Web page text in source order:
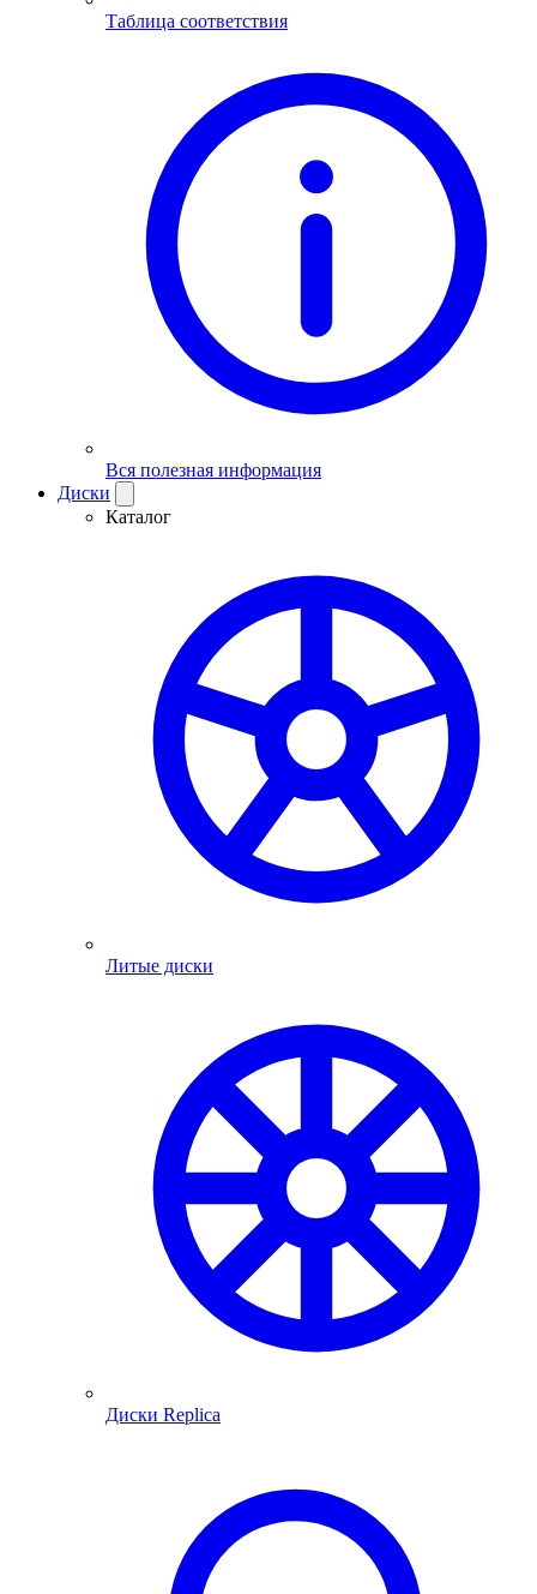
Таблица соответствия
Вся полезная информация
Диски
Каталог
Литые диски
Диски Replica